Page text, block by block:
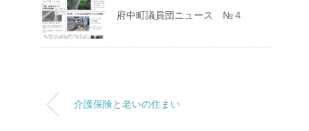
府中町議員団ニュース №４
介護保険と老いの住まい